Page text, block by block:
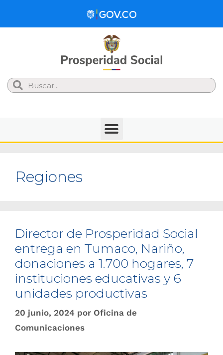
Search
Regiones
Director de Prosperidad Social
entrega en Tumaco, Nariño,
donaciones a 1.700 hogares, 7
instituciones educativas y 6
unidades productivas
20 junio, 2024 por Oficina de
Comunicaciones